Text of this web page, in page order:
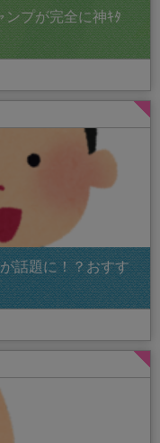
ンプが完全に神ｷﾀ
話題に！？おすす